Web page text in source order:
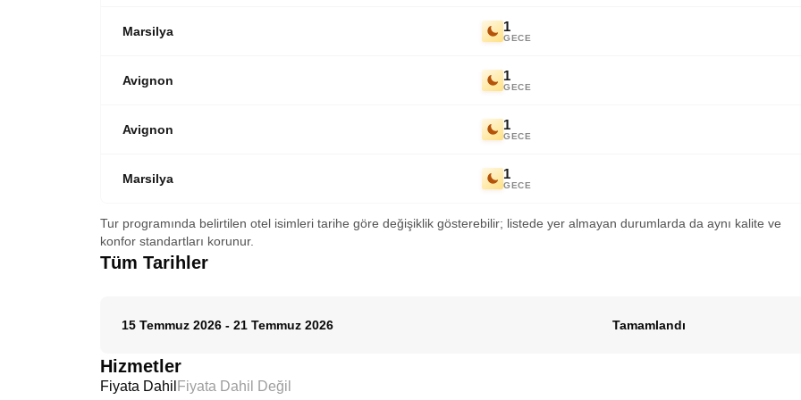
Marsilya 1
GECE
Avignon 1
GECE
Avignon 1
GECE
Marsilya 1
GECE
Tur programında belirtilen otel isimleri tarihe göre değişiklik gösterebilir; listede yer almayan durumlarda da aynı kalite ve
konfor standartları korunur.
Tüm Tarihler
15 Temmuz 2026 - 21 Temmuz 2026 Tamamlandı
Hizmetler
Fiyata Dahil Fiyata Dahil Değil